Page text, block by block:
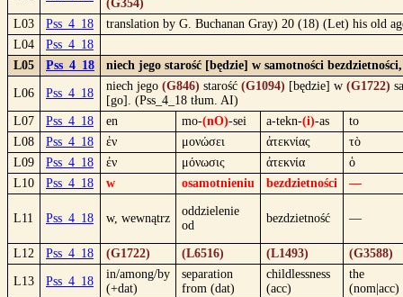
(G354)
L03
Pss_4_18
translation by G. Buchanan Gray) 20 (18) (Let) his old
L04
Pss_4_18
L05
Pss_4_18 niech jego starość [będzie] w samotności
L06 Pss_4_18
niech jego (G846) starość (G1094) [będzie] w (G1722)
[go]. (Pss_4_18 tłum. AI)
L07
Pss_4_18 en mo-(nO)-sei a-tekn-(i)-as
to
L08
Pss_4_18 ἐν μονώσει ἀτεκνίας
τὸ
L09
Pss_4_18 ἐν μόνωσις ἀτεκνία
ὁ
L10
Pss_4_18 w osamotnieniu bezdzietności —
L11 Pss_4_18 w, wewnątrz
oddzielenie
od
bezdzietność —
L12 Pss_4_18 (G1722) (L6516) (L1493) (G3588)
L13 Pss_4_18
in/among/by
(+dat)
separation
from (dat)
childlessness
(acc)
the
(nom|acc)